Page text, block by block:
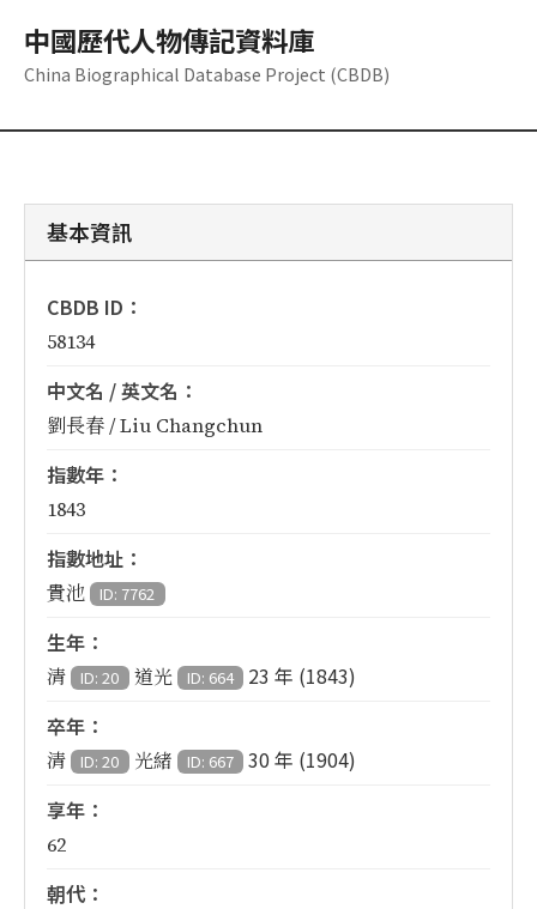
中國歷代人物傳記資料庫
China Biographical Database Project (CBDB)
基本資訊
CBDB ID：
58134
中文名 / 英文名：
劉長春 / Liu Changchun
指數年：
1843
指數地址：
貴池 ID: 7762
生年：
清 ID: 20 道光 ID: 664
23 年 (1843)
卒年：
清 ID: 20 光緒 ID: 667
30 年 (1904)
享年：
62
朝代：